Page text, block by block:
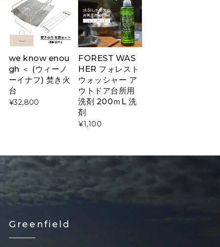
we know enou
gh ＜ (ウィーノ
ーイナフ) 焚き火
台
¥32,800
FOREST WAS
HER フォレスト
ウォッシャー ア
ウトドア台所用
洗剤 200ｍL 洗
剤
¥1,100
Greenfield